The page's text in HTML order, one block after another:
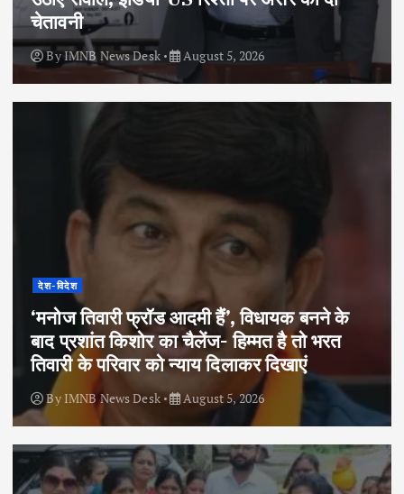
चेतावनी
ByIMNB News Desk August 5, 2026
देश-विदेश
‘मनोज तिवारी फ्रॉड आदमी हैं’, विधायक बनने के
बाद प्रशांत किशोर का चैलेंज- हिम्मत है तो भरत
तिवारी के परिवार को न्याय दिलाकर दिखाएं
By IMNB News Desk August 5, 2026